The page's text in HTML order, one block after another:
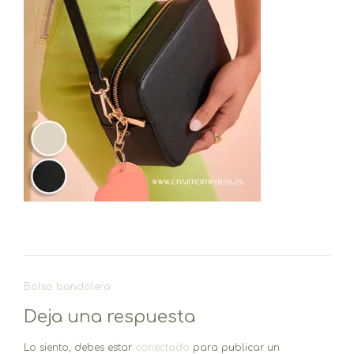
Navegación
entradas
Bolso bandolera
Deja una respuesta
Lo siento, debes estar conectado para publicar un